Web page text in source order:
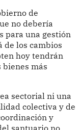
de
no debería
para una gestión
de los cambios
hoy tendrán
más
sectorial ni una
colectiva y de
y
santuario no